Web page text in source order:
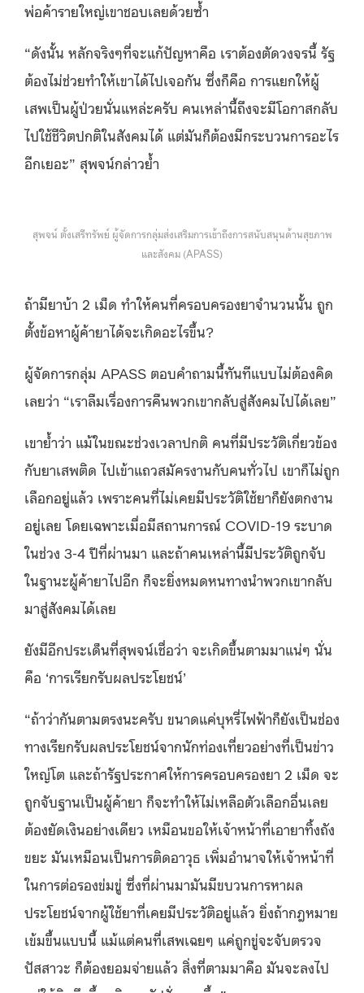
พ่อค้ารายใหญ่เขาชอบเลยด้วยซ้ำ
“ดังนั้น หลักจริงๆที่จะแก้ปัญหาคือ เราต้องตัดวงจรนี้ รัฐ
ต้องไม่ช่วยทำให้เขาได้ไปเจอกัน ซึ่งก็คือ การแยกให้ผู้
เสพเป็นผู้ป่วยนั่นแหล่ะครับ คนเหล่านี้ถึงจะมีโอกาสกลับ
ไปใช้ชีวิตปกติในสังคมได้ แต่มันก็ต้องมีกระบวนการอะไร
อีกเยอะ” สุพจน์กล่าวย้ำ
สุพจน์ ตั้งเสรีทรัพย์ ผู้จัดการกลุ่มส่งเสริมการเข้าถึงการสนับสนุนด้านสุขภาพ
และสังคม (APASS)
ถ้ามียาบ้า 2 เม็ด ทำให้คนที่ครอบครองยาจำนวนนั้น ถูก
ตั้งข้อหาผู้ค้ายาได้จะเกิดอะไรขึ้น?
ผู้จัดการกลุ่ม APASS ตอบคำถามนี้ทันทีแบบไม่ต้องคิด
เลยว่า “เราลืมเรื่องการคืนพวกเขากลับสู่สังคมไปได้เลย”
เขาย้ำว่า แม้ในขณะช่วงเวลาปกติ คนที่มีประวัติเกี่ยวข้อง
กับยาเสพติด ไปเข้าแถวสมัครงานกับคนทั่วไป เขาก็ไม่ถูก
เลือกอยู่แล้ว เพราะคนที่ไม่เคยมีประวัติใช้ยาก็ยังตกงาน
อยู่เลย โดยเฉพาะเมื่อมีสถานการณ์ COVID-19 ระบาด
ในช่วง 3-4 ปีที่ผ่านมา และถ้าคนเหล่านี้มีประวัติถูกจับ
ในฐานะผู้ค้ายาไปอีก ก็จะยิ่งหมดหนทางนำพวกเขากลับ
มาสู่สังคมได้เลย
ยังมีอีกประเด็นที่สุพจน์เชื่อว่า จะเกิดขึ้นตามมาแน่ๆ นั่น
คือ ‘การเรียกรับผลประโยชน์’
“ถ้าว่ากันตามตรงนะครับ ขนาดแค่บุหรี่ไฟฟ้าก็ยังเป็นช่อง
ทางเรียกรับผลประโยชน์จากนักท่องเที่ยวอย่างที่เป็นข่าว
ใหญ่โต และถ้ารัฐประกาศให้การครอบครองยา 2 เม็ด จะ
ถูกจับฐานเป็นผู้ค้ายา ก็จะทำให้ไม่เหลือตัวเลือกอื่นเลย
ต้องยัดเงินอย่างเดียว เหมือนขอให้เจ้าหน้าที่เอายาทิ้งถัง
ขยะ มันเหมือนเป็นการติดอาวุธ เพิ่มอำนาจให้เจ้าหน้าที่
ในการต่อรองข่มขู่ ซึ่งที่ผ่านมามันมีขบวนการหาผล
ประโยชน์จากผู้ใช้ยาที่เคยมีประวัติอยู่แล้ว ยิ่งถ้ากฎหมาย
เข้มขึ้นแบบนี้ แม้แต่คนที่เสพเฉยๆ แค่ถูกขู่จะจับตรวจ
ปัสสาวะ ก็ต้องยอมจ่ายแล้ว สิ่งที่ตามมาคือ มันจะลงไป